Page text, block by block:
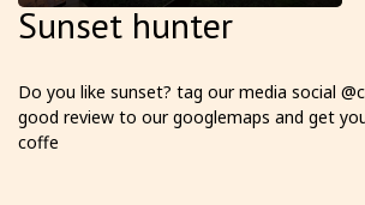
Sunset hunter
Do you like sunset? tag our media social
good review to our googlemaps and get
coffe